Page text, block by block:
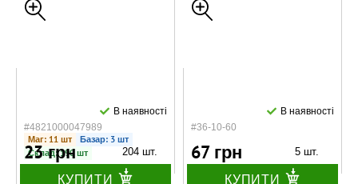
#4821000047989
В наявності
Маг: 11 шт
Базар: 3 шт
Склад: 190 шт
23 грн 204 шт.
КУПИТИ
#36-10-60
В наявності
67 грн 5 шт.
КУПИТИ